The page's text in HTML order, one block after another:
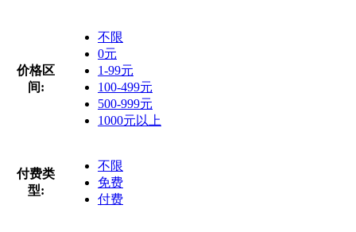
价格区
间:
不限
0元
1-99元
100-499元
500-999元
1000元以上
付费类
型:
不限
免费
付费